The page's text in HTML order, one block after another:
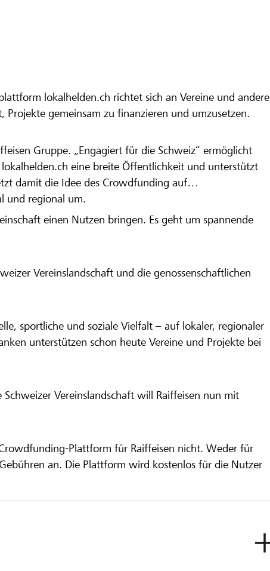
lokalhelden.ch richtet sich an Vereine und andere
gemeinsam zu finanzieren und umzusetzen.
Gruppe. „Engagiert für die Schweiz“ ermöglicht
eine breite Öffentlichkeit und unterstützt
damit die Idee des Crowdfunding auf
und regional um.
einen Nutzen bringen. Es geht um spannende
Vereinslandschaft und die genossenschaftlichen
sportliche und soziale Vielfalt – auf lokaler, regionaler
unterstützen schon heute Vereine und Projekte bei
Vereinslandschaft will Raiffeisen nun mit
Plattform für Raiffeisen nicht. Weder für
an. Die Plattform wird kostenlos für die Nutzer